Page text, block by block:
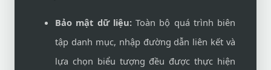
Bảo mật dữ liệu:Toàn bộ quá trình biên
tập danh mục, nhập đường dẫn liên kết và
lựa chọn biểu tượng đều được thực hiện